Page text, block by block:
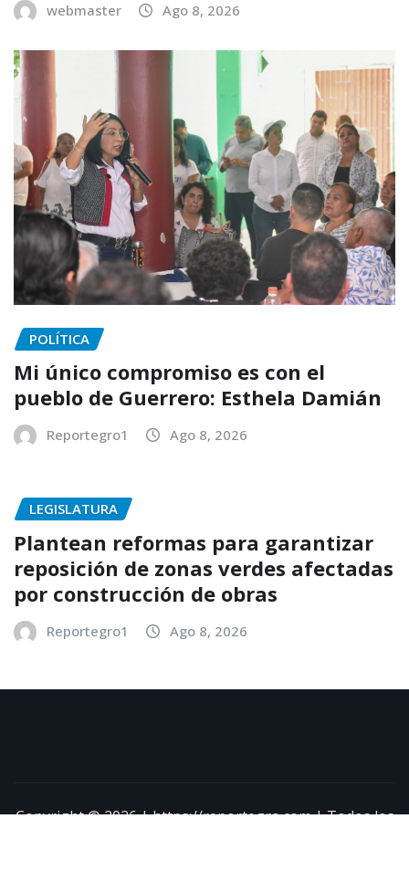
webmaster Ago 8, 2026
POLÍTICA
Mi único compromiso es con el
pueblo de Guerrero: Esthela Damián
Reportegro1 Ago 8, 2026
LEGISLATURA
Plantean reformas para garantizar
reposición de zonas verdes afectadas
por construcción de obras
Reportegro1 Ago 8, 2026
Copyright © 2026 | https://reportegro.com | Todos los